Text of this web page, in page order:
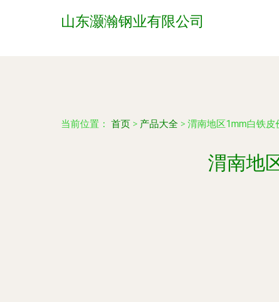
山东灏瀚钢业有限公司
当前位置： 首页 > 产品大全 > 渭南地区1mm白铁
渭南地